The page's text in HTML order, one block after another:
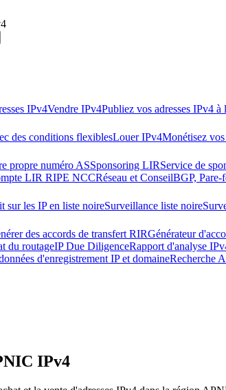
IPv4Vendre IPv4Publiez vos adresses IPv4 à
des conditions flexiblesLouer IPv4Monétisez
propre numéro ASSponsoring LIRService de
LIR RIPE NCCRéseau et ConseilBGP,
sur les IP en liste noireSurveillance liste noire
des accords de transfert RIRGénérateur
du routageIP Due DiligenceRapport d'analyse
d'enregistrement IP et domaineRecherche
IPv4